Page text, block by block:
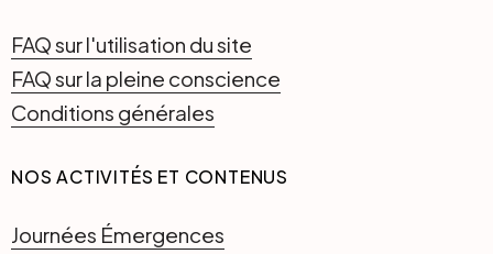
FAQ sur l'utilisation du site
FAQ sur la pleine conscience
Conditions générales
NOS ACTIVITÉS ET CONTENUS
Journées Émergences